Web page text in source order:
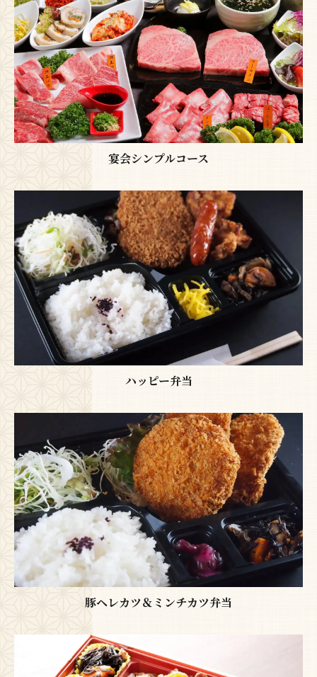
宴会シンプルコース
ハッピー弁当
豚ヘレカツ＆ミンチカツ弁当